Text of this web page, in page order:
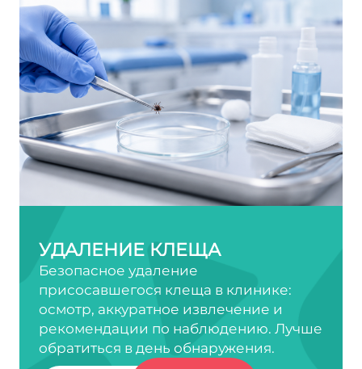
УДАЛЕНИЕ КЛЕЩА
Безопасное удаление
присосавшегося клеща в клинике:
осмотр, аккуратное извлечение и
рекомендации по наблюдению. Лучше
обратиться в день обнаружения.